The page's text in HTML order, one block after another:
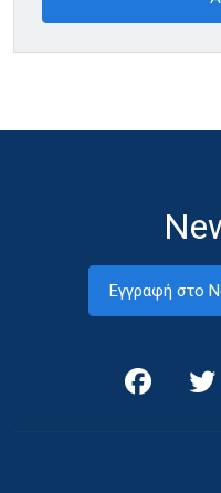
Εγγραφή στο